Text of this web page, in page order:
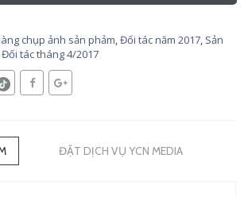
chụp ảnh sản phảm,Đối tác năm 2017, Sản
Đối tác tháng 4/2017
ĐẶT DỊCH VỤ YCN MEDIA